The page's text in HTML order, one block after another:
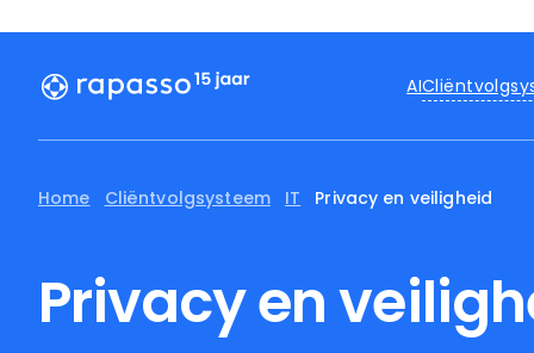
AI
Home Cliëntvolgsysteem IT Privacy en veiligheid
Privacy en